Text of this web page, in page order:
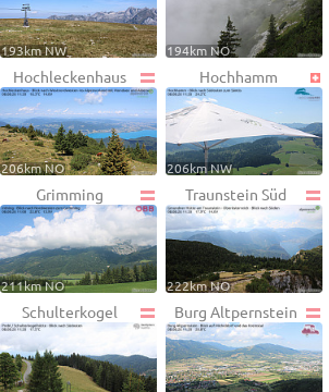
193km NW 194km NO
Hochleckenhaus
206km NO
Hochhamm
206km NW
Grimming
211km NO
Traunstein Süd
222km NO
Schulterkogel Burg Altpernstein